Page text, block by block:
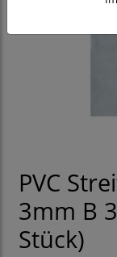
PVC
3mm B
Stück)